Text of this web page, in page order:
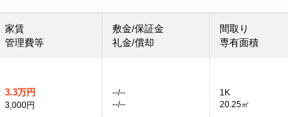
家賃
管理費等
敷金/保証金
礼金/償却
間取り
専有面積
3.3万円
3,000円
--/--
--/--
1K
20.25㎡